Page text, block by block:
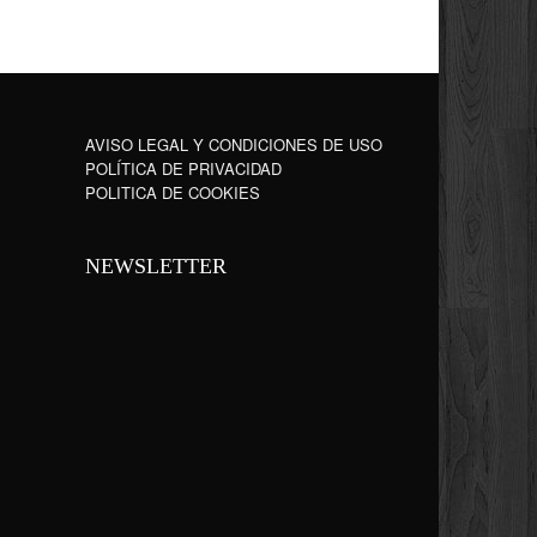
AVISO LEGAL Y CONDICIONES DE USO
POLÍTICA DE PRIVACIDAD
POLITICA DE COOKIES
NEWSLETTER